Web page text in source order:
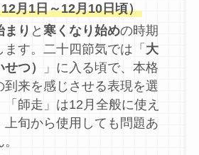
月1日～12月10日頃）
まり と 寒くなり始めの時期
ます。二十四節気では「 大
つ）
」に入る頃で、本格
到来を感じさせる表現を選
「師走」は12月全般に使え
上旬から使用しても問題あ